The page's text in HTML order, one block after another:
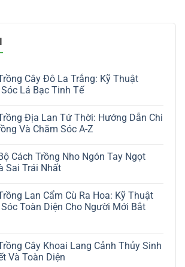
Cây Đô La Trắng: Kỹ Thuật
Lá Bạc Tinh Tế
Địa Lan Tứ Thời: Hướng Dẫn Chi
Và Chăm Sóc A-Z
Cách Trồng Nho Ngón Tay Ngọt
Sai Trái Nhất
Lan Cẩm Cù Ra Hoa: Kỹ Thuật
Toàn Diện Cho Người Mới Bắt
Cây Khoai Lang Cảnh Thủy Sinh
Và Toàn Diện